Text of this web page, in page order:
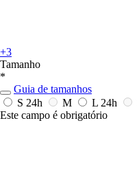
+3
Tamanho
*
Guia de tamanhos
S 24h M L 24h
Este campo é obrigatório